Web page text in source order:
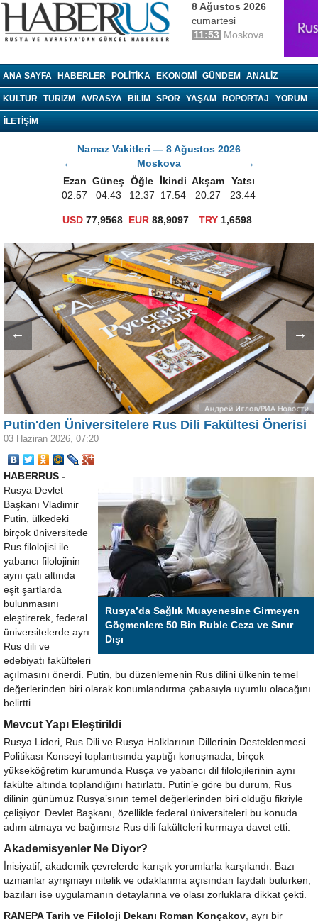
8 Ağustos 2026
cumartesi
11:53 Moskova
ANA SAYFA HABERLER POLITIKA EKONOMI GÜNDEM ANALIZ
KÜLTÜR TURIZM AVRASYA BILIM SPOR YAŞAM RÖPORTAJ YORUM
İLETİŞİM
Namaz Vakitleri — 8 Ağustos 2026
←
Moskova
→
Ezan Güneş Öğle İkindi Akşam
Yatsı
02:57
04:43 12:37 17:54 20:27 23:44
USD 77,9568 EUR 88,9097 TRY1,6598
← →
Putin'den Üniversitelere Rus Dili Fakültesi Önerisi
03 Haziran 2026, 07:20
Rusya’da Sağlık Muayenesine Girmeyen
Göçmenlere 50 Bin Ruble Ceza ve Sınır
Dışı
HABERRUS -
Rusya Devlet
Başkanı Vladimir
Putin, ülkedeki
birçok üniversitede
Rus filolojisi ile
yabancı filolojinin
aynı çatı altında
eşit şartlarda
bulunmasını
eleştirerek, federal
üniversitelerde ayrı
Rus dili ve
edebiyatı fakülteleri
açılmasını önerdi. Putin, bu düzenlemenin Rus dilini ülkenin temel
değerlerinden biri olarak konumlandırma çabasıyla uyumlu olacağını
belirtti.
Mevcut Yapı Eleştirildi
Rusya Lideri, Rus Dili ve Rusya Halklarının Dillerinin Desteklenmesi
Politikası Konseyi toplantısında yaptığı konuşmada, birçok
yükseköğretim kurumunda Rusça ve yabancı dil filolojilerinin aynı
fakülte altında toplandığını hatırlattı. Putin’e göre bu durum, Rus
dilinin günümüz Rusya’sının temel değerlerinden biri olduğu fikriyle
çelişiyor. Devlet Başkanı, özellikle federal üniversiteleri bu konuda
adım atmaya ve bağımsız Rus dili fakülteleri kurmaya davet etti.
Akademisyenler Ne Diyor?
İnisiyatif, akademik çevrelerde karışık yorumlarla karşılandı. Bazı
uzmanlar ayrışmayı nitelik ve odaklanma açısından faydalı bulurken,
bazıları ise uygulamanın detaylarına ve olası zorluklara dikkat çekti.
RANEPA Tarih ve Filoloji Dekanı Roman Konçakov , ayrı bir